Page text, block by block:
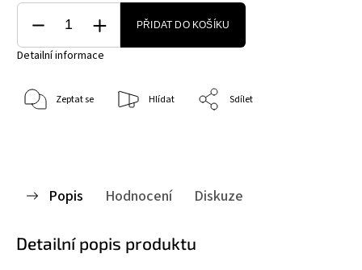
PŘIDAT DO KOŠÍKU
Detailní informace
Zeptat se Hlídat Sdílet
Popis Hodnocení Diskuze
Detailní popis produktu